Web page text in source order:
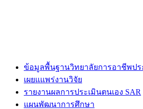
ข้อมูลพื้นฐานวิทยาลัยการอาชีพป
เผยแแพร่งานวิจัย
รายงานผลการประเมินตนเอง SAR
แผนพัฒนาการศึกษา